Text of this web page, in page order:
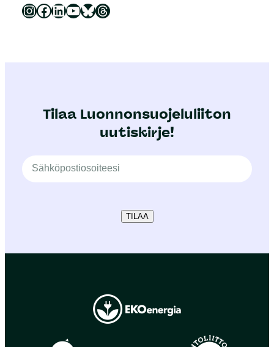
Luonnonsuojeluliitto Instagramissa Luonnonsuojeluliitto Facebookissa Luonnonsuojeluliitto LinkedInissä Luonnonsuojeluliiton YouTube-kanava Luonnonsuojeluliitto Blueskyssa Luonnonsuojeluliitto Threadsissa
Tilaa Luonnonsuojeluliiton
uutiskirje!
TILAA